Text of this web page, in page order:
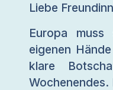
Liebe
Europa
eigenen
klare
Wochenendes.